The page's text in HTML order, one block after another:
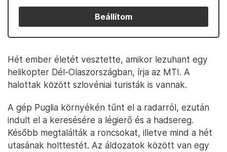
Beállítom
Hét ember életét vesztette, amikor lezuhant egy
helikopter Dél-Olaszországban, írja az MTI. A
halottak között szlovéniai turisták is vannak.
A gép Puglia környékén tűnt el a radarról, ezután
indult el a keresésére a légierő és a hadsereg.
Később megtalálták a roncsokat, illetve mind a hét
utasának holttestét. Az áldozatok között van egy